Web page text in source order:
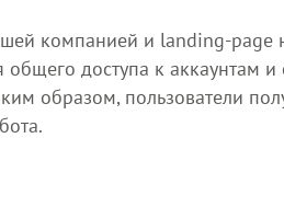
компанией и landing-page
общего доступа к аккаунтам
образом, пользователи